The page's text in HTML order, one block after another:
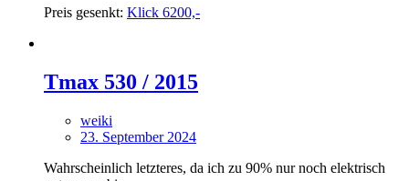
Preis gesenkt: Klick 6200,-
Tmax 530 / 2015
weiki
23. September 2024
Wahrscheinlich letzteres, da ich zu 90% nur noch elektrisch